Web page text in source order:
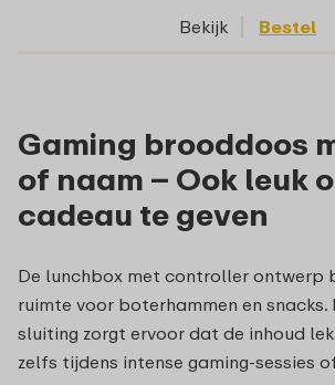
Bekijk Bestel
Gaming brooddoos
of naam – Ook leuk
cadeau te geven
De lunchbox met controller ontwerp
ruimte voor boterhammen en snacks.
sluiting zorgt ervoor dat de inhoud
zelfs tijdens intense gaming-sessies